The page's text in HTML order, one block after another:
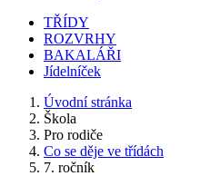
TŘÍDY
ROZVRHY
BAKALÁŘI
Jídelníček
Úvodní stránka
Škola
Pro rodiče
Co se děje ve třídách
7. ročník